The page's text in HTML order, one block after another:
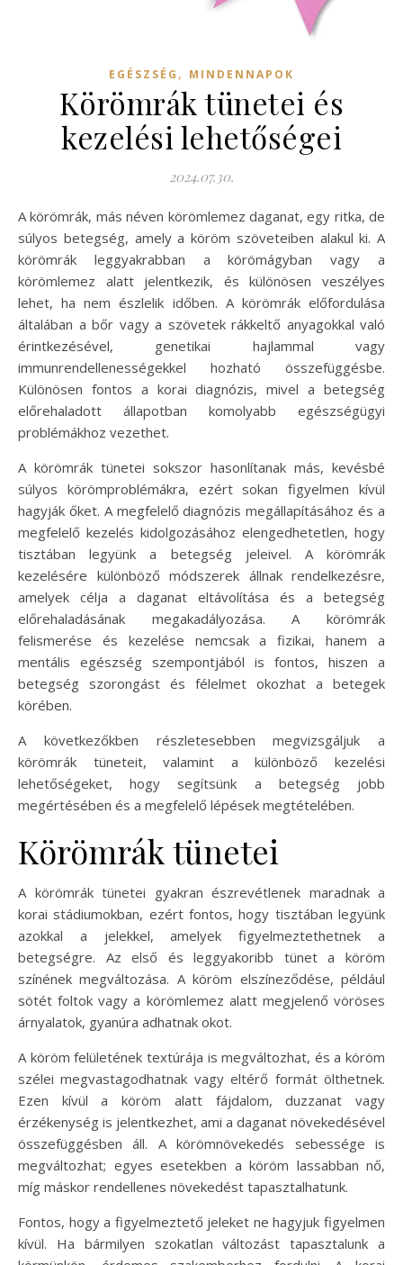
EGÉSZSÉG , MINDENNAPOK
Körömrák tünetei és
kezelési lehetőségei
2024.07.30.
A körömrák, más néven körömlemez daganat, egy ritka, de
súlyos betegség, amely a köröm szöveteiben alakul ki. A
körömrák leggyakrabban a körömágyban vagy a
körömlemez alatt jelentkezik, és különösen veszélyes
lehet, ha nem észlelik időben. A körömrák előfordulása
általában a bőr vagy a szövetek rákkeltő anyagokkal való
érintkezésével, genetikai hajlammal vagy
immunrendellenességekkel hozható összefüggésbe.
Különösen fontos a korai diagnózis, mivel a betegség
előrehaladott állapotban komolyabb egészségügyi
problémákhoz vezethet.
A körömrák tünetei sokszor hasonlítanak más, kevésbé
súlyos körömproblémákra, ezért sokan figyelmen kívül
hagyják őket. A megfelelő diagnózis megállapításához és a
megfelelő kezelés kidolgozásához elengedhetetlen, hogy
tisztában legyünk a betegség jeleivel. A körömrák
kezelésére különböző módszerek állnak rendelkezésre,
amelyek célja a daganat eltávolítása és a betegség
előrehaladásának megakadályozása. A körömrák
felismerése és kezelése nemcsak a fizikai, hanem a
mentális egészség szempontjából is fontos, hiszen a
betegség szorongást és félelmet okozhat a betegek
körében.
A következőkben részletesebben megvizsgáljuk a
körömrák tüneteit, valamint a különböző kezelési
lehetőségeket, hogy segítsünk a betegség jobb
megértésében és a megfelelő lépések megtételében.
Körömrák tünetei
A körömrák tünetei gyakran észrevétlenek maradnak a
korai stádiumokban, ezért fontos, hogy tisztában legyünk
azokkal a jelekkel, amelyek figyelmeztethetnek a
betegségre. Az első és leggyakoribb tünet a köröm
színének megváltozása. A köröm elszíneződése, például
sötét foltok vagy a körömlemez alatt megjelenő vöröses
árnyalatok, gyanúra adhatnak okot.
A köröm felületének textúrája is megváltozhat, és a köröm
szélei megvastagodhatnak vagy eltérő formát ölthetnek.
Ezen kívül a köröm alatt fájdalom, duzzanat vagy
érzékenység is jelentkezhet, ami a daganat növekedésével
összefüggésben áll. A körömnövekedés sebessége is
megváltozhat; egyes esetekben a köröm lassabban nő,
míg máskor rendellenes növekedést tapasztalhatunk.
Fontos, hogy a figyelmeztető jeleket ne hagyjuk figyelmen
kívül. Ha bármilyen szokatlan változást tapasztalunk a